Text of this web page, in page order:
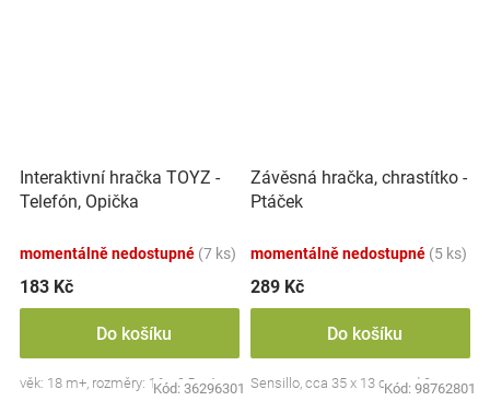
Interaktivní hračka TOYZ -
Telefón, Opička
momentálně nedostupné (7 ks)
183 Kč
Do košíku
věk: 18 m+, rozměry: 16 x 9,5 x 4 cm
Kód: 36296301
Závěsná hračka, chrastítko -
Ptáček
momentálně nedostupné (5 ks)
289 Kč
Do košíku
Sensillo, cca 35 x 13 cm, od 0m+
Kód: 98762801